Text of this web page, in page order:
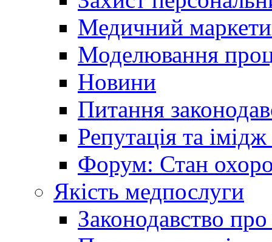
Медичний
Моделювання
Новини
Питання
Репутація та
Форум: Стан
Якість медпослуги
Законодавство